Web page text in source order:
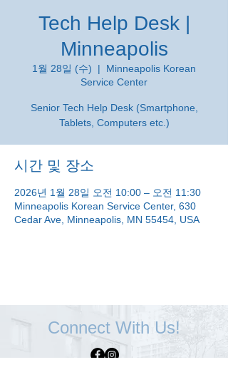
Tech Help Desk |
Minneapolis
1월 28일 (수)
  |
Minneapolis Korean
Service Center
Senior Tech Help Desk (Smartphone,
Tablets, Computers etc.)
시간 및 장소
2026년 1월 28일 오전 10:00 – 오전 11:30
Minneapolis Korean Service Center, 630
Cedar Ave, Minneapolis, MN 55454, USA
Connect With Us!